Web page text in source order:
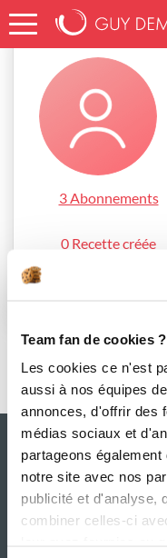
Team fan de cookies ?
Les cookies ce n'est
aussi à nos équipes
annonces, d'offrir des
médias sociaux et
partageons
notre site avec nos
publicité et d'analyse,
combiner celles-ci
Accueil gaellef_3fde
3 Abonnements
0 Recette créée